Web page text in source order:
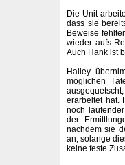
Die Unit
dass sie
Beweise
wieder aufs
Auch Hank ist
Hailey
möglichen
erarbeitet hat.
noch
der
nachdem sie
an, solange
keine feste